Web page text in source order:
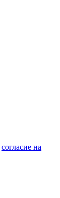
согласие на